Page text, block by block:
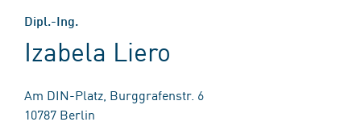
Dipl.-Ing.
Izabela Liero
Am DIN-Platz, Burggrafenstr. 6
10787 Berlin